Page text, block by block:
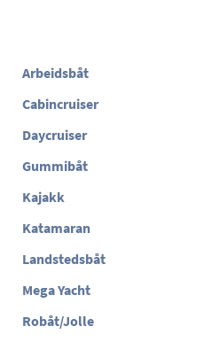
Arbeidsbåt
Cabincruiser
Daycruiser
Gummibåt
Kajakk
Katamaran
Landstedsbåt
Mega Yacht
Robåt/Jolle